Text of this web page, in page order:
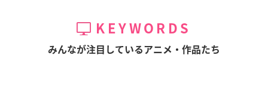
KEYWORDS
みんなが注目しているアニメ・作品たち